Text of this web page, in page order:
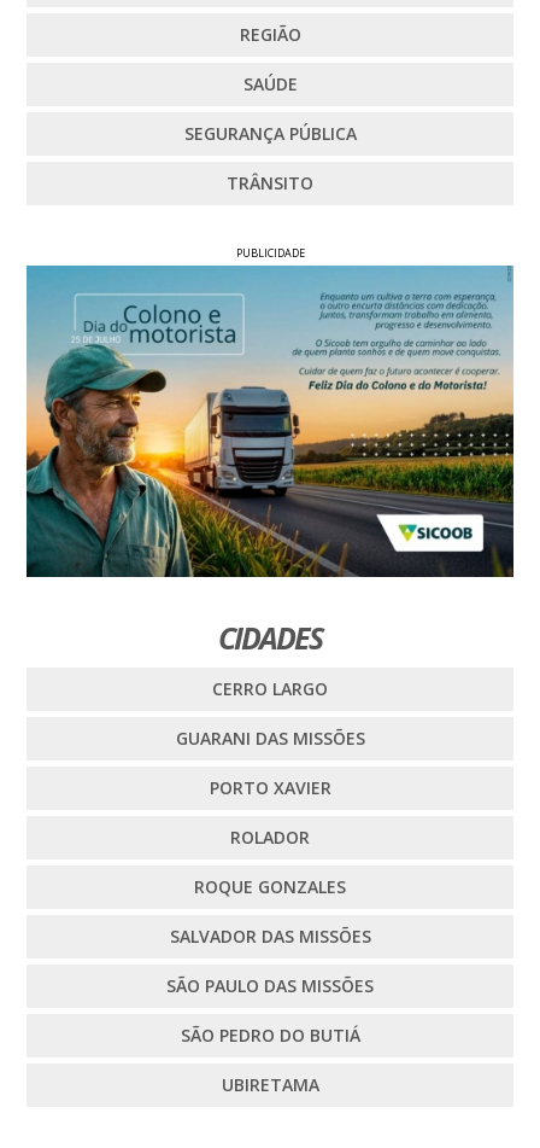
REGIÃO
SAÚDE
SEGURANÇA PÚBLICA
TRÂNSITO
PUBLICIDADE
CIDADES
CERRO LARGO
GUARANI DAS MISSÕES
PORTO XAVIER
ROLADOR
ROQUE GONZALES
SALVADOR DAS MISSÕES
SÃO PAULO DAS MISSÕES
SÃO PEDRO DO BUTIÁ
UBIRETAMA